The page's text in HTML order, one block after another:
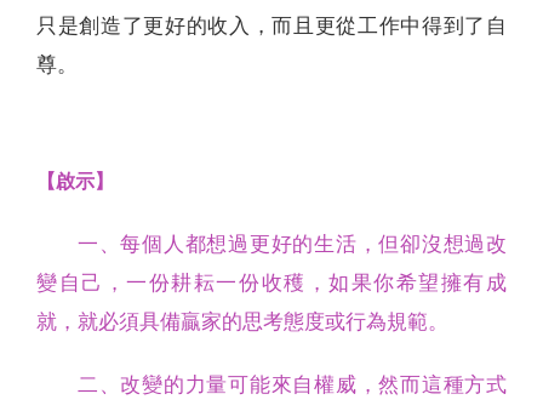
只是創造了更好的收入，而且更從工作中得到了自
尊。
【啟示】
一、每個人都想過更好的生活，但卻沒想過改
變自己，一份耕耘一份收穫，如果你希望擁有成
就，就必須具備贏家的思考態度或行為規範。
二、改變的力量可能來自權威，然而這種方式